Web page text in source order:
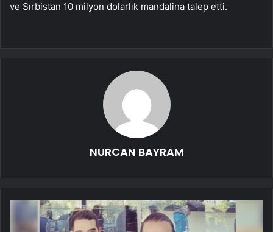
ve Sırbistan 10 milyon dolarlık mandalina talep etti.
NURCAN BAYRAM